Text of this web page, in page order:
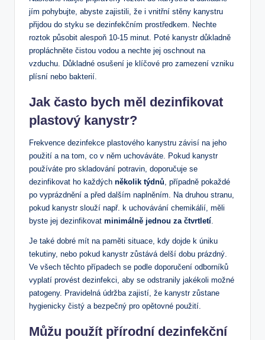
jím pohybujte, abyste zajistili, že i vnitřní stěny kanystru
přijdou do styku se dezinfekčním prostředkem. Nechte
roztok působit alespoň 10-15 minut. Poté kanystr důkladně
propláchněte čistou vodou a nechte jej oschnout na
vzduchu. Důkladné osušení je klíčové pro zamezení vzniku
plísní nebo bakterií.
Jak často bych měl dezinfikovat
plastový kanystr?
Frekvence dezinfekce plastového kanystru závisí na jeho
použití a na tom, co v něm uchováváte. Pokud kanystr
používáte pro skladování potravin, doporučuje se
dezinfikovat ho každých několik týdnů, případně pokaždé
po vyprázdnění a před dalším naplněním. Na druhou stranu,
pokud kanystr slouží např. k uchovávání chemikálií, měli
byste jej dezinfikovat minimálně jednou za čtvrtletí.
Je také dobré mít na paměti situace, kdy dojde k úniku
tekutiny, nebo pokud kanystr zůstává delší dobu prázdný.
Ve všech těchto případech se podle doporučení odborníků
vyplatí provést dezinfekci, aby se odstranily jakékoli možné
patogeny. Pravidelná údržba zajistí, že kanystr zůstane
hygienicky čistý a bezpečný pro opětovné použití.
Můžu použít přírodní dezinfekční